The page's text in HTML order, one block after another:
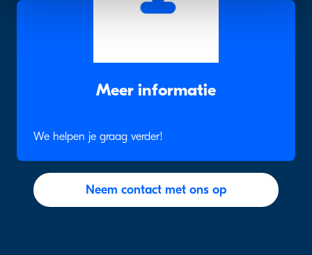
Meer informatie
We helpen je graag verder!
Neem contact met ons op